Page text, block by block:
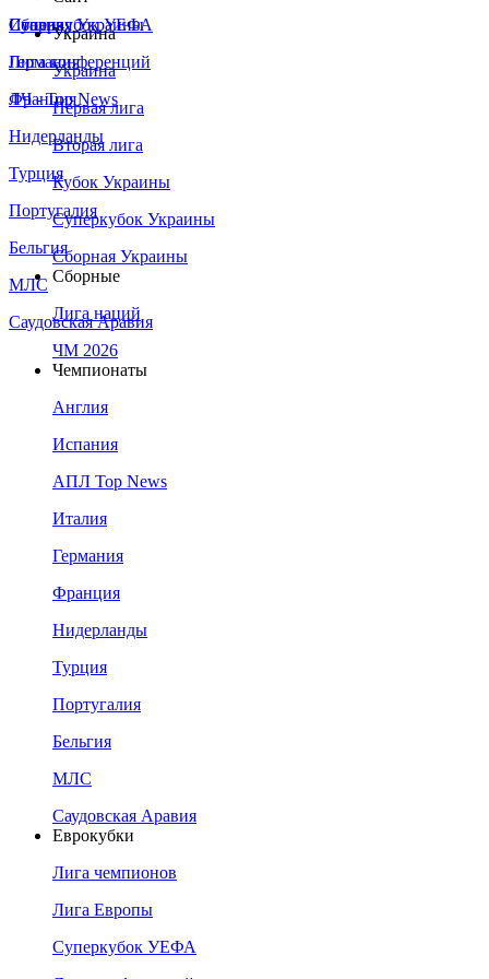
Сборная Украины
Италия
Германия
Франция
Нидерланды
Турция
Португалия
Бельгия
МЛС
Саудовская Аравия
Суперкубок УЕФА
Лига конференций
ЛЧ - Top News
Украина
Украина
Первая лига
Вторая лига
Кубок Украины
Суперкубок Украины
Сборная Украины
Сборные
Лига наций
ЧМ 2026
Чемпионаты
Англия
Испания
АПЛ Top News
Италия
Германия
Франция
Нидерланды
Турция
Португалия
Бельгия
МЛС
Саудовская Аравия
Еврокубки
Лига чемпионов
Лига Европы
Суперкубок УЕФА